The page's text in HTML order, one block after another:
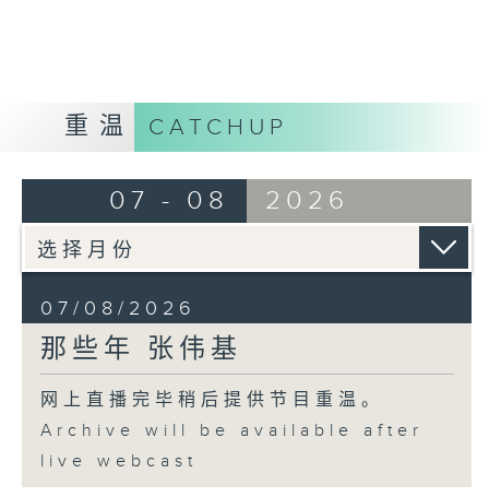
重温 CATCHUP
07 - 08 2026
07/08/2026
那些年 张伟基
网上直播完毕稍后提供节目重温。
Archive will be available after
live webcast